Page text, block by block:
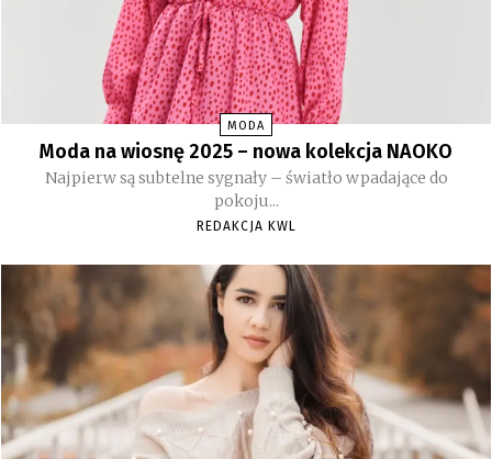
MODA
Moda na wiosnę 2025 – nowa kolekcja NAOKO
Najpierw są subtelne sygnały – światło wpadające do
pokoju...
REDAKCJA KWL